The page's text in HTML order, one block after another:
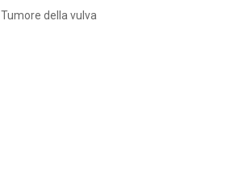
Tumore della vulva